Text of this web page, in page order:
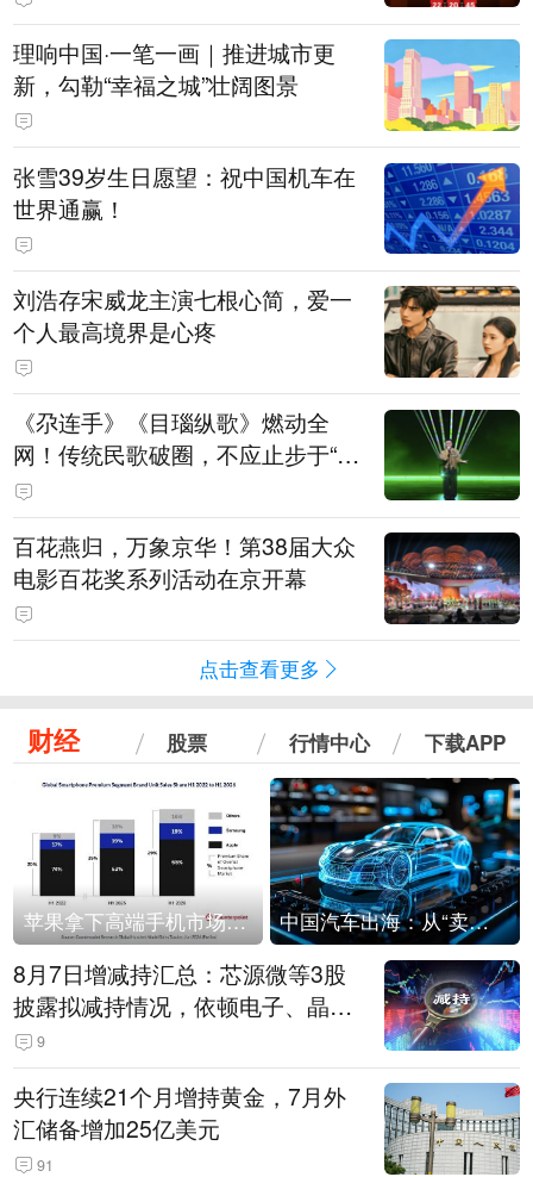
理响中国·一笔一画｜推进城市更
新，勾勒“幸福之城”壮阔图景
张雪39岁生日愿望：祝中国机车在
世界通赢！
刘浩存宋威龙主演七根心简，爱一
个人最高境界是心疼
《尕连手》《目瑙纵歌》燃动全
网！传统民歌破圈，不应止步于“上
头”
百花燕归，万象京华！第38届大众
电影百花奖系列活动在京开幕
点击查看更多
财经 股票 行情中心 下载APP
苹果拿下高端手机市场65%的份额：iPhone 17系列功不可没 中国汽车出海：从“卖出去”到“走进去”
8月7日增减持汇总：芯源微等3股
披露拟减持情况，依顿电子、晶华
微拟增持（表）
9
央行连续21个月增持黄金，7月外
汇储备增加25亿美元
91